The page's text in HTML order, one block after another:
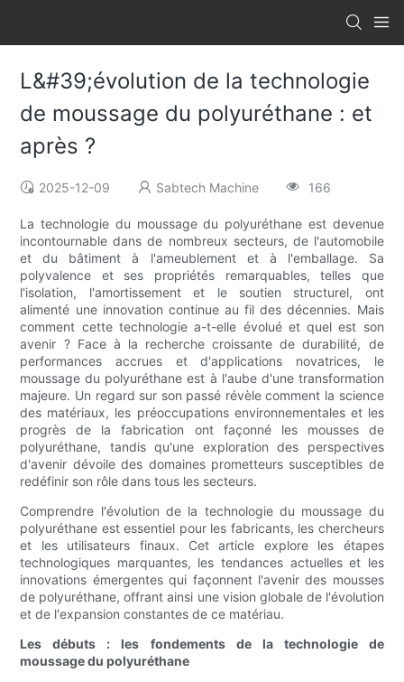
L&#39;évolution de la technologie
de moussage du polyuréthane : et
après ?
2025-12-09 Sabtech Machine 166
La technologie du moussage du polyuréthane est devenue
incontournable dans de nombreux secteurs, de l'automobile
et du bâtiment à l'ameublement et à l'emballage. Sa
polyvalence et ses propriétés remarquables, telles que
l'isolation, l'amortissement et le soutien structurel, ont
alimenté une innovation continue au fil des décennies. Mais
comment cette technologie a-t-elle évolué et quel est son
avenir ? Face à la recherche croissante de durabilité, de
performances accrues et d'applications novatrices, le
moussage du polyuréthane est à l'aube d'une transformation
majeure. Un regard sur son passé révèle comment la science
des matériaux, les préoccupations environnementales et les
progrès de la fabrication ont façonné les mousses de
polyuréthane, tandis qu'une exploration des perspectives
d'avenir dévoile des domaines prometteurs susceptibles de
redéfinir son rôle dans tous les secteurs.
Comprendre l'évolution de la technologie du moussage du
polyuréthane est essentiel pour les fabricants, les chercheurs
et les utilisateurs finaux. Cet article explore les étapes
technologiques marquantes, les tendances actuelles et les
innovations émergentes qui façonnent l'avenir des mousses
de polyuréthane, offrant ainsi une vision globale de l'évolution
et de l'expansion constantes de ce matériau.
Les débuts : les fondements de la technologie de
moussage du polyuréthane